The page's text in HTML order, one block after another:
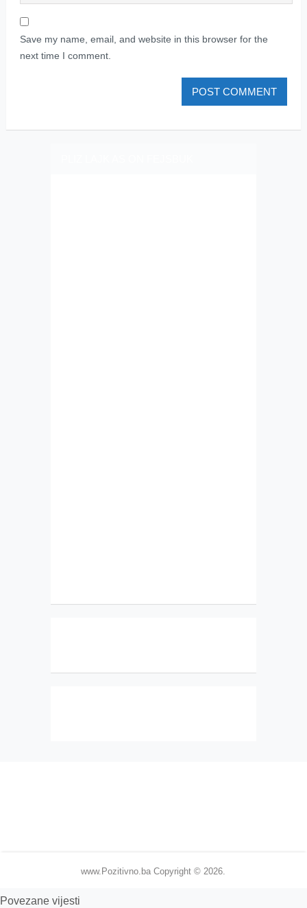
Save my name, email, and website in this browser for the
next time I comment.
www.Pozitivno.ba Copyright © 2026.
Povezane vijesti